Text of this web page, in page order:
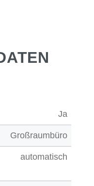
Ja
Großraumbüro
automatisch